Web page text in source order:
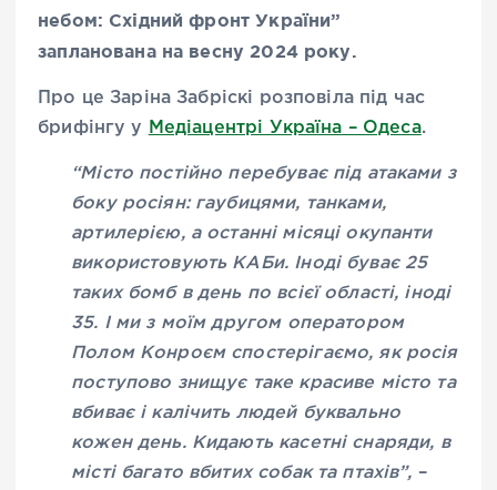
небом: Східний фронт України”
запланована на весну 2024 року.
Про це Заріна Забріскі розповіла під час
брифінгу у
Медіацентрі Україна – Одеса.
“Місто постійно перебуває під атаками з
боку росіян: гаубицями, танками,
артилерією, а останні місяці окупанти
використовують КАБи. Іноді буває 25
таких бомб в день по всієї області, іноді
35. І ми з моїм другом оператором
Полом Конроєм спостерігаємо, як росія
поступово знищує таке красиве місто та
вбиває і калічить людей буквально
кожен день. Кидають касетні снаряди, в
місті багато вбитих собак та птахів”, –